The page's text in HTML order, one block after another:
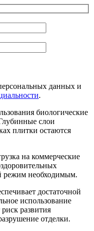
данных и
.
биологические
слои
плитки остаются
на коммерческие
режим необходимым.
достаточной
использование
развития
отделки.